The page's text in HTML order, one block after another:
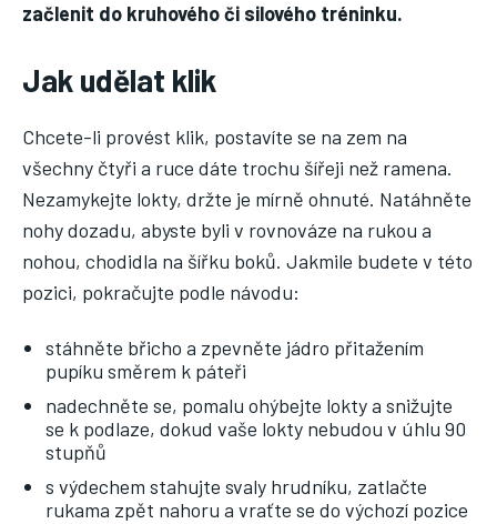
Nic není tak důležité, jako vaše zdraví.
Náš web nabízí komplexní informace a rady pro zdravý životní
styl, zahrnující nejnovější poznatky o různých onemocněních,
přínosné zdravotní praktiky, techniky jógy a rady pro
vyváženou stravu.
ZDRAVÍ
ONEMOCNĚNÍ
STRAVA
FITNESS
HUBNUTÍ
začlenit do kruhového či silového tréninku.
Jak udělat klik
Chcete-li provést klik, postavíte se na zem na
všechny čtyři a ruce dáte trochu šířeji než ramena.
Nezamykejte lokty, držte je mírně ohnuté. Natáhněte
nohy dozadu, abyste byli v rovnováze na rukou a
nohou, chodidla na šířku boků. Jakmile budete v této
pozici, pokračujte podle návodu:
stáhněte břicho a zpevněte jádro přitažením
pupíku směrem k páteři
nadechněte se, pomalu ohýbejte lokty a snižujte
se k podlaze, dokud vaše lokty nebudou v úhlu 90
stupňů
s výdechem stahujte svaly hrudníku, zatlačte
rukama zpět nahoru a vraťte se do výchozí pozice